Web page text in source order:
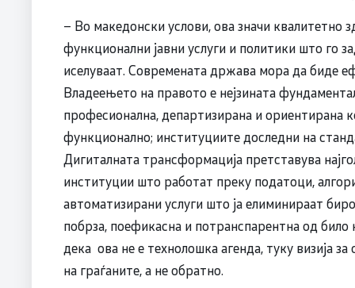
– Во македонски услови, ова значи квалитетно
функционални јавни услуги и политики што го
иселуваат. Современата држава мора да биде
Владеењето на правото е нејзината
професионална, департизирана и ориентирана
функционално; институциите доследни на
Дигиталната трансформација претставува
институции што работат преку податоци,
автоматизирани услуги што ја елиминираат
побрза, поефикасна и потранспарентна од
дека ова не е технолошка агенда, туку визија
на граѓаните, а не обратно.